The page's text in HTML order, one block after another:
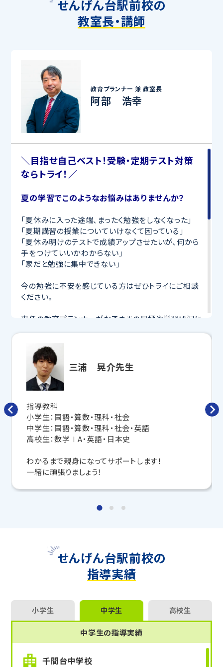
せんげん台駅前校の
教室長・講師
教育プランナー 兼教室長
阿部 浩幸
＼目指せ自己ベスト！受験・定期テスト対策
ならトライ！／
夏の学習でこのようなお悩みはありませんか？
「夏休みに入った途端、まったく勉強をしなくなった」
「夏期講習の授業についていけなくて困っている」
「夏休み明けのテストで成績アップさせたいが、何から
手をつけていいかわからない」
「家だと勉強に集中できない」
今の勉強に不安を感じている方はぜひトライにご相談
ください。
専任の教育プランナーがお子さまの目標や学習状況に
寧に教えてくれるから、効率良く成績アップを目指せま
す！
さらに、授業日以外も利用できる「自習スペース」
要科目の対策ができる
します。
トライで一緒に、今までで一番成長できる夏にしよ
う！
マンツーマンの無料体験授業、学習相談、教室見学は
いつでも受付中です。
こちら
教室長兼教育プランナー 阿部 浩幸
三浦 晃介先生
指導教科
小学生：国語・算数・理科・社会
中学生：国語・算数・理科・社会・英語
高校生：数学ⅠA・英語・日本史
わかるまで親身になってサポートします！
一緒に頑張りましょう！
せんげん台駅前校の
指導実績
小学生 中学生 高校生
中学生の指導実績
千間台中学校